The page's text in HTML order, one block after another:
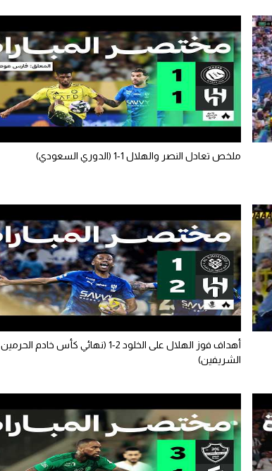
ملخص تعادل النصر والهلال 1-1 (الدوري السعودي)
أهداف فوز الهلال على الخلود 2-1 (نهائي كأس خادم الحرمين
الشريفين)